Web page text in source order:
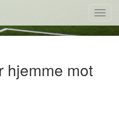
hjemme mot